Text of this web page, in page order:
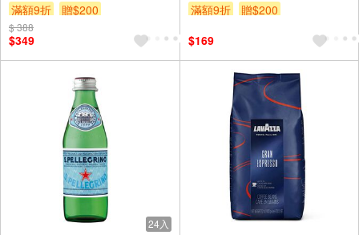
滿額9折
贈$200
$ 388
$349
滿額9折
贈$200
$169
24入